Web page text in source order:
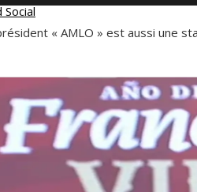
« AMLO » est aussi une